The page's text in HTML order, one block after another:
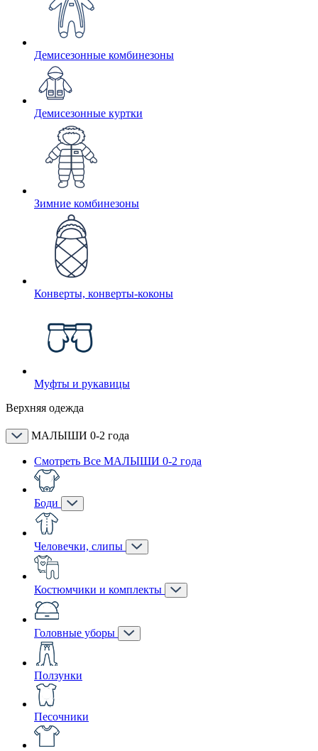
Демисезонные комбинезоны
Демисезонные куртки
Зимние комбинезоны
Конверты, конверты-коконы
Муфты и рукавицы
Верхняя одежда
МАЛЫШИ 0-2 года
Смотреть Все МАЛЫШИ 0-2 года
Боди
Человечки, слипы
Костюмчики и комплекты
Головные уборы
Ползунки
Песочники